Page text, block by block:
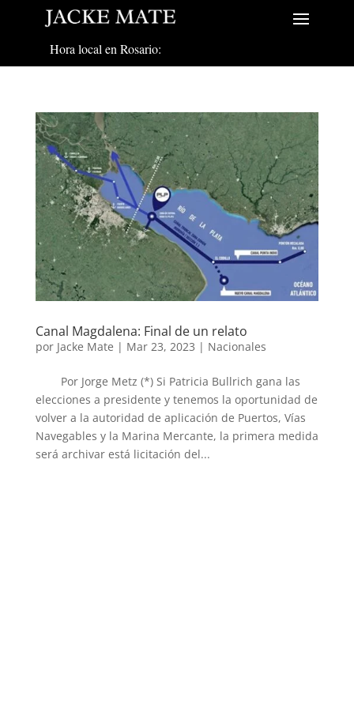
Hora local en Rosario:
Canal Magdalena: Final de un relato
por Jacke Mate | Mar 23, 2023 | Nacionales
Por Jorge Metz (*) Si Patricia Bullrich gana las
elecciones a presidente y tenemos la oportunidad de
volver a la autoridad de aplicación de Puertos, Vías
Navegables y la Marina Mercante, la primera medida
será archivar está licitación del...